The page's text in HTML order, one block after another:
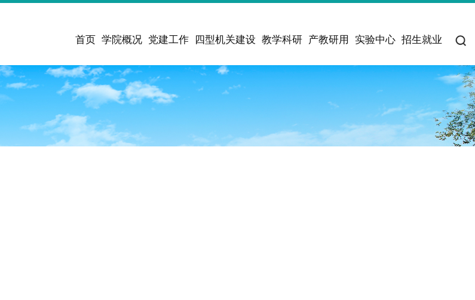
首页 学院概况 党建工作 四型机关建设 教学科研 产教研用 实验中心 招生就业